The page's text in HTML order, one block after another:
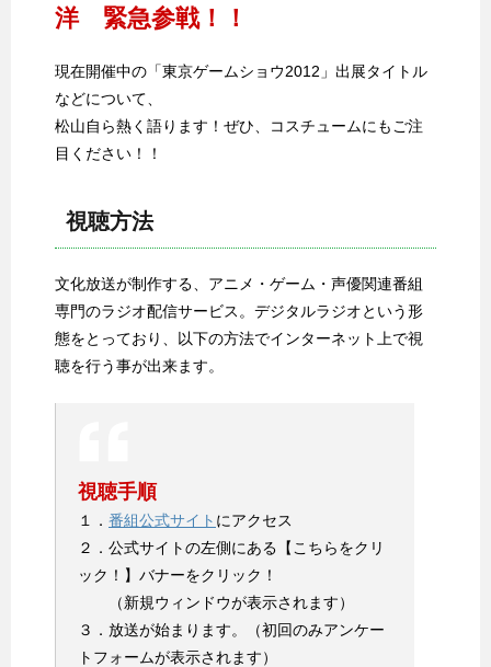
洋 緊急参戦！！
現在開催中の「東京ゲームショウ2012」出展タイトル
などについて、
松山自ら熱く語ります！ぜひ、コスチュームにもご注
目ください！！
視聴方法
文化放送が制作する、アニメ・ゲーム・声優関連番組
専門のラジオ配信サービス。デジタルラジオという形
態をとっており、以下の方法でインターネット上で視
聴を行う事が出来ます。
視聴手順
１． 番組公式サイト にアクセス
２．公式サイトの左側にある【こちらをクリ
ック！】バナーをクリック！
（新規ウィンドウが表示されます）
３．放送が始まります。（初回のみアンケー
トフォームが表示されます）